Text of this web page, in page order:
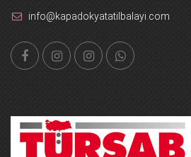
info@kapadokyatatilbalayi.com